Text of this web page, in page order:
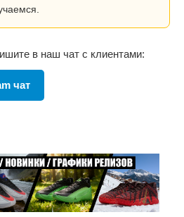
в наш чат с клиентами:
чат